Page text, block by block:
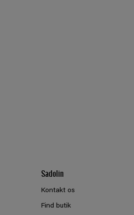
Sadolin
Kontakt os
Find butik